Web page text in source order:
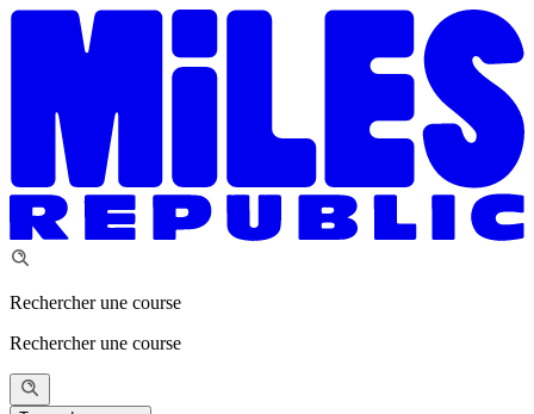
Rechercher une course
Rechercher une course